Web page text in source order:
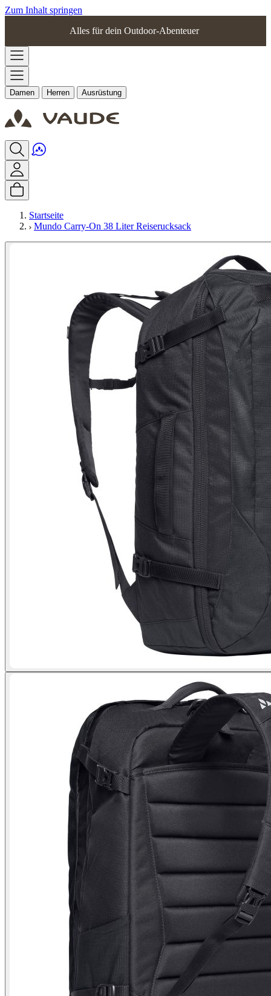
Zum Inhalt springen
Alles für dein Outdoor-Abenteuer
Damen Herren Ausrüstung
Startseite
Mundo Carry-On 38 Liter Reiserucksack